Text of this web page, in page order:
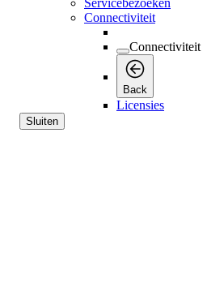
Servicebezoeken
Connectiviteit
Connectiviteit
Back
Licensies
Sluiten